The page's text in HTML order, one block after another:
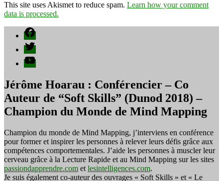
This site uses Akismet to reduce spam. Learn how your comment
data is processed.
Facebook
Twitter
YouTube
Jérôme Hoarau : Conférencier – Co
Auteur de “Soft Skills” (Dunod 2018) –
Champion du Monde de Mind Mapping
Champion du monde de Mind Mapping, j’interviens en conférence
pour former et inspirer les personnes à relever leurs défis grâce aux
compétences comportementales. J’aide les personnes à muscler leur
cerveau grâce à la Lecture Rapide et au Mind Mapping sur les sites
passiondapprendre.com et lesintelligences.com.
Je suis également co-auteur des ouvrages « Soft Skills » et « Le